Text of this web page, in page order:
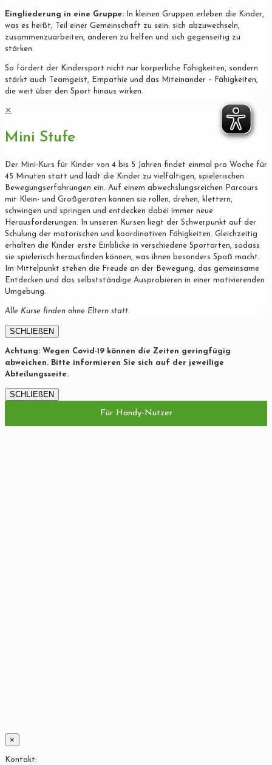
Eingliederung in eine Gruppe: In kleinen Gruppen erleben die Kinder,
was es heißt, Teil einer Gemeinschaft zu sein: sich abzuwechseln,
zusammenzuarbeiten, anderen zu helfen und sich gegenseitig zu
stärken.
So fördert der Kindersport nicht nur körperliche Fähigkeiten, sondern
stärkt auch Teamgeist, Empathie und das Miteinander – Fähigkeiten,
die weit über den Sport hinaus wirken.
✕
Mini Stufe
Der Mini-Kurs für Kinder von 4 bis 5 Jahren findet einmal pro Woche für
45 Minuten statt und lädt die Kinder zu vielfältigen, spielerischen
Bewegungserfahrungen ein. Auf einem abwechslungsreichen Parcours
mit Klein- und Großgeräten können sie rollen, drehen, klettern,
schwingen und springen und entdecken dabei immer neue
Herausforderungen. In unseren Kursen liegt der Schwerpunkt auf der
Schulung der motorischen und koordinativen Fähigkeiten. Gleichzeitig
erhalten die Kinder erste Einblicke in verschiedene Sportarten, sodass
sie spielerisch herausfinden können, was ihnen besonders Spaß macht.
Im Mittelpunkt stehen die Freude an der Bewegung, das gemeinsame
Entdecken und das selbstständige Ausprobieren in einer motivierenden
Umgebung.
Alle Kurse finden ohne Eltern statt.
SCHLIEßEN
Achtung: Wegen Covid-19 können die Zeiten geringfügig
abweichen. Bitte informieren Sie sich auf der jeweilige
Abteilungsseite.
SCHLIEßEN
Für Handy-Nutzer
×
Kontakt: